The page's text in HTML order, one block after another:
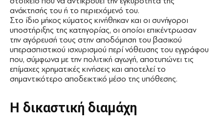
ανάκτησής του ή το περιεχόμενό του.
Στο ίδιο μήκος κύματος κινήθηκαν και οι συνήγοροι
υποστήριξης της κατηγορίας, οι οποίοι επικέντρωσαν
την αγόρευσή τους στην αποδόμηση του βασικού
υπερασπιστικού ισχυρισμού περί νόθευσης του εγγράφου
που, σύμφωνα με την πολιτική αγωγή, αποτυπώνει τις
επίμαχες χρηματικές κινήσεις και αποτελεί το
σημαντικότερο αποδεικτικό μέσο της υπόθεσης.
Η δικαστική διαμάχη